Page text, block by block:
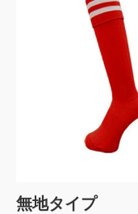
無地タイプ